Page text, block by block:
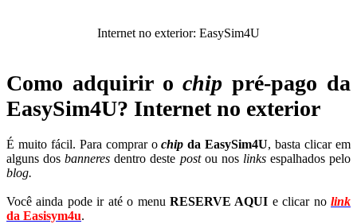
Internet no exterior: EasySim4U
Como adquirir ochip pré-pago da
EasySim4U? Internet no exterior
É muito fácil. Para comprar ochip da EasySim4U, basta clicar em
alguns dosbanneresdentro deste post ou nos links espalhados pelo
blog.
Você ainda pode ir até o menu RESERVE AQUI e clicar nolink
da Easisym4u.